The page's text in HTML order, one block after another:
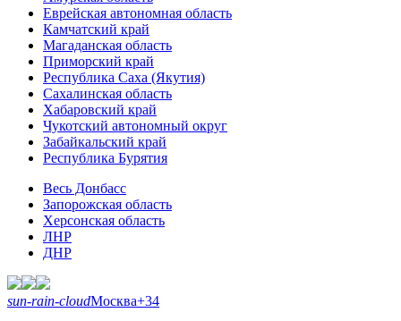
Еврейская автономная область
Камчатский край
Магаданская область
Приморский край
Республика Саха (Якутия)
Сахалинская область
Хабаровский край
Чукотский автономный округ
Забайкальский край
Республика Бурятия
Весь Донбасс
Запорожская область
Херсонская область
ЛНР
ДНР
sun-rain-cloudМосква+34